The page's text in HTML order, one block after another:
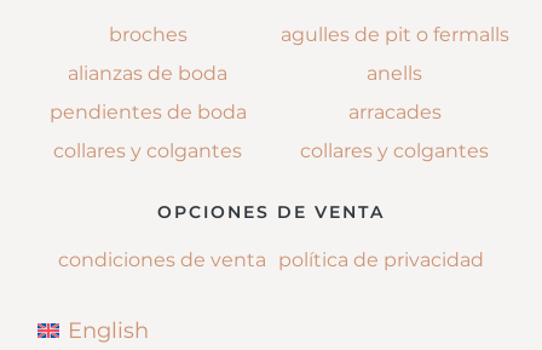
broches
alianzas de boda
pendientes de boda
collares y colgantes
agulles de pit o fermalls
anells
arracades
collares y colgantes
OPCIONES DE VENTA
condiciones de venta política de privacidad
English